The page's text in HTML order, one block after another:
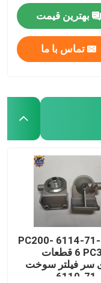
اصلی
بهترین قیمت
تماس با ما
6114-71-6210 PC200-
6 PC300-6 قطعات
سر فیلتر سوخت